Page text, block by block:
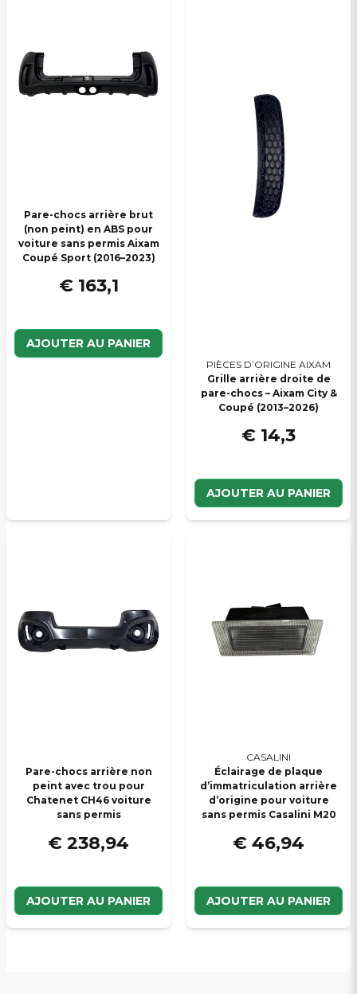
Pare-chocs arrière brut
(non peint) en ABS pour
voiture sans permis Aixam
Coupé Sport (2016–2023)
€ 163,1
AJOUTER AU PANIER
PIÈCES D’ORIGINE AIXAM
Grille arrière droite de
pare-chocs – Aixam City &
Coupé (2013–2026)
€ 14,3
AJOUTER AU PANIER
Pare-chocs arrière non
peint avec trou pour
Chatenet CH46 voiture
sans permis
€ 238,94
AJOUTER AU PANIER
CASALINI
Éclairage de plaque
d’immatriculation arrière
d’origine pour voiture
sans permis Casalini M20
€ 46,94
AJOUTER AU PANIER